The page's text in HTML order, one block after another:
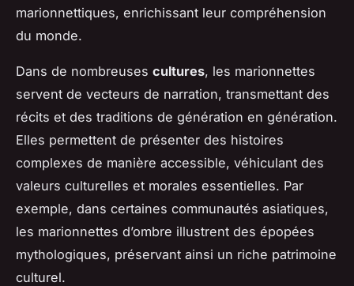
marionnettiques, enrichissant leur compréhension
du monde.
Dans de nombreuses cultures, les marionnettes
servent de vecteurs de narration, transmettant des
récits et des traditions de génération en génération.
Elles permettent de présenter des histoires
complexes de manière accessible, véhiculant des
valeurs culturelles et morales essentielles. Par
exemple, dans certaines communautés asiatiques,
les marionnettes d’ombre illustrent des épopées
mythologiques, préservant ainsi un riche patrimoine
culturel.